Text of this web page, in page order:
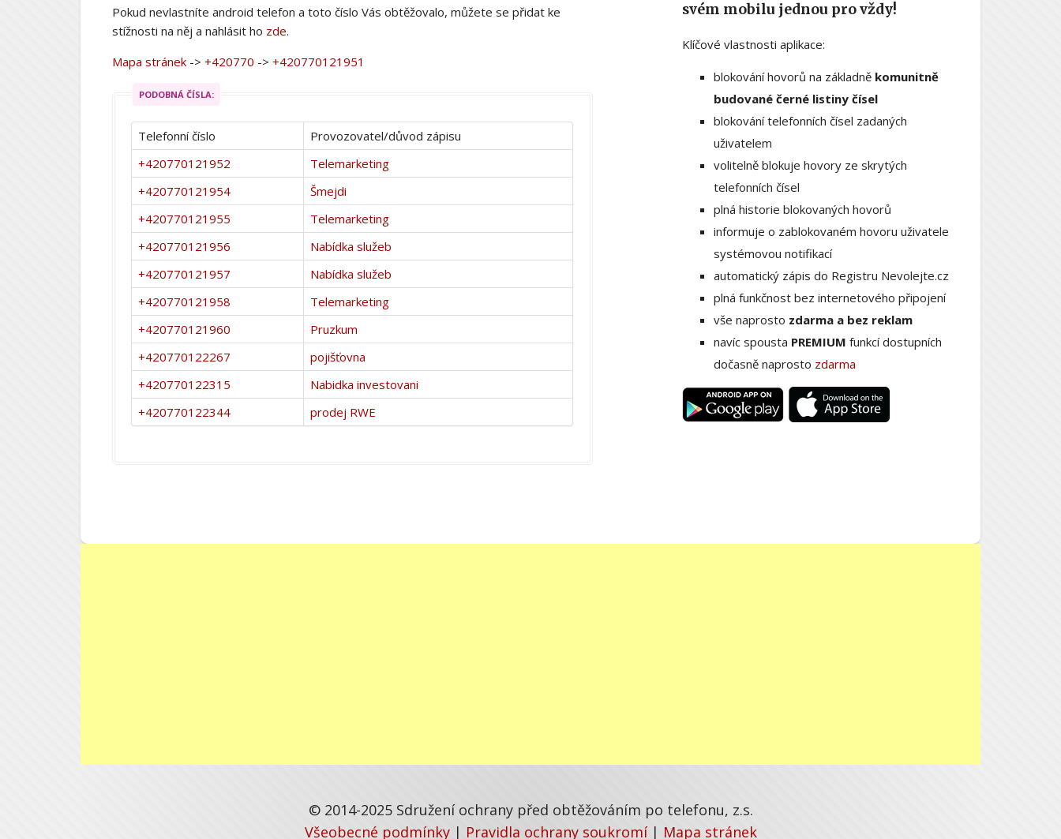
Pokud nevlastníte android telefon a toto číslo Vás obtěžovalo, můžete se přidat ke
stížnosti na něj a nahlásit ho zde.
Mapa stránek -> +420770 -> +420770121951
PODOBNÁ ČÍSLA:
Telefonní číslo
Provozovatel/důvod zápisu
+420770121952
Telemarketing
+420770121954
Šmejdi
+420770121955
Telemarketing
+420770121956
Nabídka služeb
+420770121957
Nabídka služeb
+420770121958
Telemarketing
+420770121960
Pruzkum
+420770122267
pojišťovna
+420770122315
Nabidka investovani
+420770122344
prodej RWE
svém mobilu jednou pro vždy!
Klíčové vlastnosti aplikace:
blokování hovorů na základně komunitně
budované černé listiny čísel
blokování telefonních čísel zadaných
uživatelem
volitelně blokuje hovory ze skrytých
telefonních čísel
plná historie blokovaných hovorů
informuje o zablokovaném hovoru uživatele
systémovou notifikací
automatický zápis do Registru Nevolejte.cz
plná funkčnost bez internetového připojení
vše naprosto zdarma a bez reklam
navíc spousta PREMIUM funkcí dostupních
dočasně naprosto zdarma
© 2014-2025 Sdružení ochrany před obtěžováním po telefonu, z.s.
Všeobecné podmínky | Pravidla ochrany soukromí | Mapa stránek